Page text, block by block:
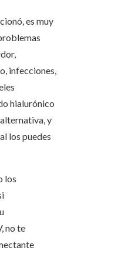
es muy
infecciones,
hialurónico
y
los puedes
los
no te